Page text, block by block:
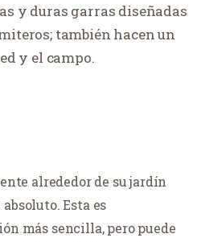
y duras garras diseñadas
también hacen un
y el campo.
alrededor de su jardín
Esta es
más sencilla, pero puede